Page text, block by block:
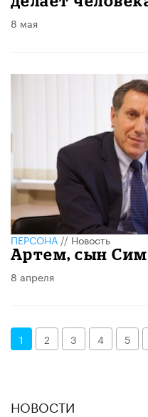
8 мая
ПЕРСОНА//Новость
​Артем, сын
8 апреля
1 2 3 4 5
НОВОСТИ